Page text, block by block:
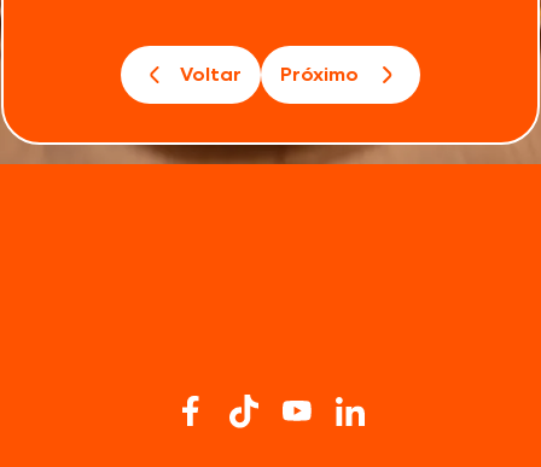
Voltar Próximo